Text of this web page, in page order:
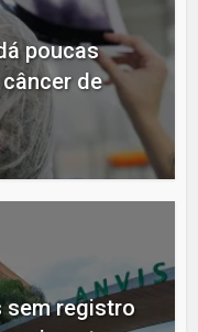
poucas
de
sem registro